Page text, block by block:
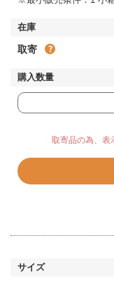
取寄
取寄品の為、表